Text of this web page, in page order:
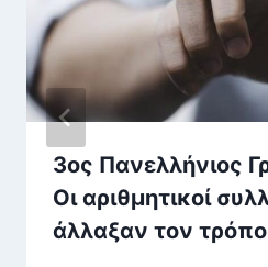
3ος Πανελλήνιος
Οι αριθμητικοί
άλλαξαν τον